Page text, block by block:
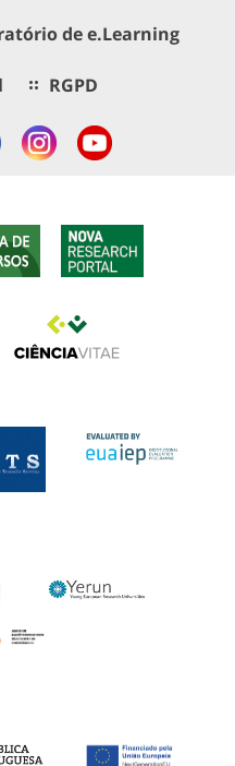
de e.Learning
RGPD